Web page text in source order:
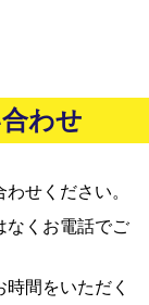
わせ
せください。
なくお電話でご
間をいただく